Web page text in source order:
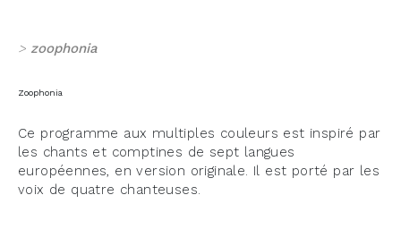
> zoophonia
Zoophonia
Ce programme aux multiples couleurs est inspiré par
les chants et comptines de sept langues
européennes, en version originale. Il est porté par les
voix de quatre chanteuses.